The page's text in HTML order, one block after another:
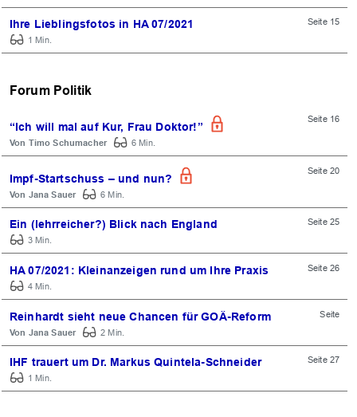
Ihre Lieblingsfotos in HA 07/2021
Seite 15
1 Min.
Forum Politik
“Ich will mal auf Kur, Frau Doktor!”
Seite 16
Timo Schumacher 6 Min.
Impf-Startschuss – und nun?
Seite 20
Jana Sauer 6 Min.
Ein (lehrreicher?) Blick nach England
Seite 25
3 Min.
HA 07/2021: Kleinanzeigen rund um Ihre Praxis
Seite 26
4 Min.
Reinhardt sieht neue Chancen für GOÄ-Reform Seite
Jana Sauer 2 Min.
IHF trauert um Dr. Markus Quintela-Schneider
Seite 27
1 Min.